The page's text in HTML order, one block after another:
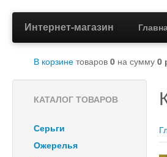
Интернет-магазин
В корзине товаров 0 на сумму 0
КАТАЛОГ ТОВАРОВ
Серьги
Ожерелья